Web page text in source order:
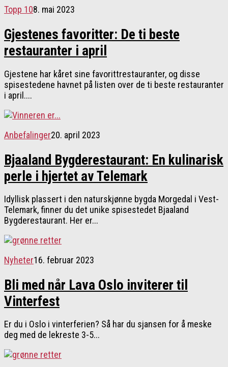
Topp 108. mai 2023
Gjestenes favoritter: De ti beste
restauranter i april
Gjestene har kåret sine favorittrestauranter, og disse
spisestedene havnet på listen over de ti beste restauranter
i april....
Anbefalinger20. april 2023
Bjaaland Bygderestaurant: En kulinarisk
perle i hjertet av Telemark
Idyllisk plassert i den naturskjønne bygda Morgedal i Vest-
Telemark, finner du det unike spisestedet Bjaaland
Bygderestaurant. Her er...
Nyheter16. februar 2023
Bli med når Lava Oslo inviterer til
Vinterfest
Er du i Oslo i vinterferien? Så har du sjansen for å meske
deg med de lekreste 3-5...